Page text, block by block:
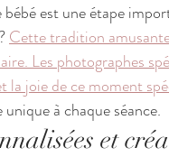
est une étape
Cette tradition
Les photographes
la joie de ce moment
à chaque séance.
et